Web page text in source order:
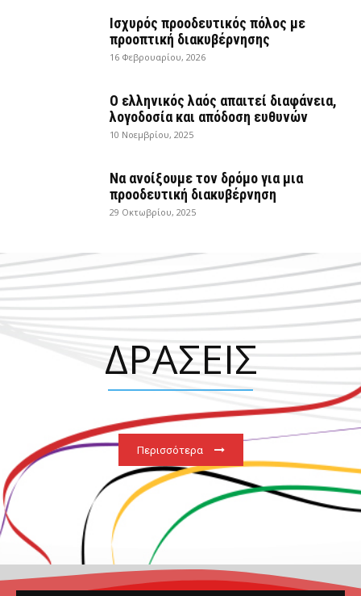
Ισχυρός προοδευτικός πόλος με
προοπτική διακυβέρνησης
16 Φεβρουαρίου, 2026
Ο ελληνικός λαός απαιτεί διαφάνεια,
λογοδοσία και απόδοση ευθυνών
10 Νοεμβρίου, 2025
Να ανοίξουμε τον δρόμο για μια
προοδευτική διακυβέρνηση
29 Οκτωβρίου, 2025
ΔΡΑΣΕΙΣ
Περισσότερα